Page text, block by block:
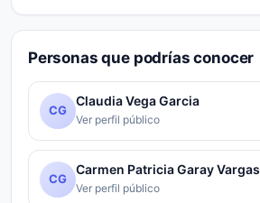
Personas que podrías conocer
CG
Claudia Vega Garcia
Ver perfil público
CG
Carmen Patricia Garay Vargas
Ver perfil público